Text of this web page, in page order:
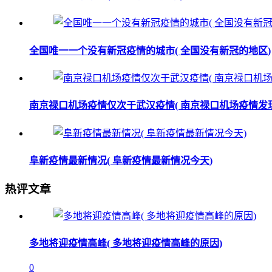
全国唯一一个没有新冠疫情的城市( 全国没有新冠的地区)
南京禄口机场疫情仅次于武汉疫情( 南京禄口机场疫情发
阜新疫情最新情况( 阜新疫情最新情况今天)
热评文章
多地将迎疫情高峰( 多地将迎疫情高峰的原因)
0